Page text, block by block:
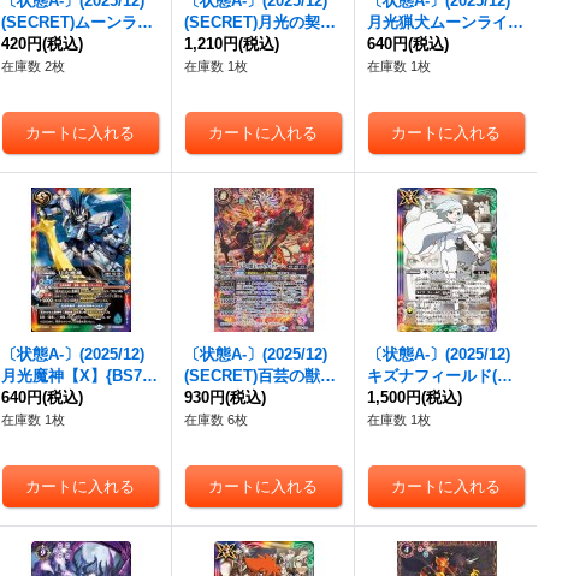
(SECRET)ムーンライ
ト・キャット【R-SE
C】{BS72-034}《白》
420円(税込)
在庫数 2枚
(SECRET)月光の契約
神アルテミス【契約X-
SEC】{BS72-CX03}
1,210円(税込)
在庫数 1枚
月光猟犬ムーンライ
ト・ガンドッグ【X】
{BS72-X05}《白》
640円(税込)
在庫数 1枚
〔状態A-〕(2025/12)
月光魔神【X】{BS72-
X09}《多》
640円(税込)
在庫数 1枚
〔状態A-〕(2025/12)
(SECRET)百芸の獣王
サウィル・ダナーハ
【X-SEC】{BS72-X0
930円(税込)
在庫数 6枚
〔状態A-〕(2025/12)
キズナフィールド(ア
ニメ背景/Jイラスト)
【R】{BS72-084}
1,500円(税込)
在庫数 1枚